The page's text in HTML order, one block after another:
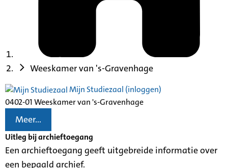
Weeskamer van 's-Gravenhage
Mijn Studiezaal (inloggen)
0402-01 Weeskamer van 's-Gravenhage
Meer...
Uitleg bij archieftoegang
Een archieftoegang geeft uitgebreide informatie over
een bepaald archief.